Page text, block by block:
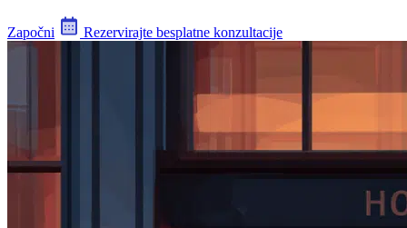
Započni Rezervirajte besplatne konzultacije